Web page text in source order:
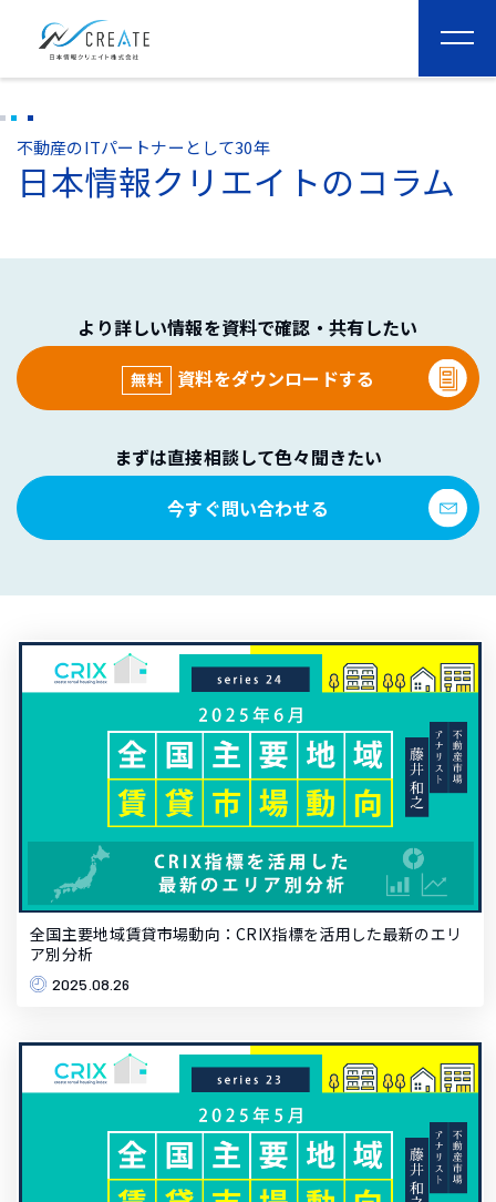
不動産のITパートナーとして30年
日本情報クリエイトのコラム
より詳しい情報を資料で確認・共有したい
無料 資料をダウンロードする
まずは直接相談して色々聞きたい
今すぐ問い合わせる
全国主要地域賃貸市場動向：CRIX指標を活用した最新のエリ
ア別分析
2025.08.26